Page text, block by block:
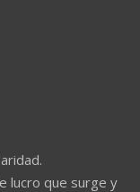
lucro que surge y